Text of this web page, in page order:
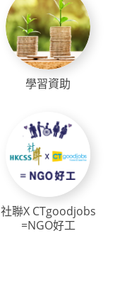
學習資助
社聯X CTgoodjobs
=NGO好工